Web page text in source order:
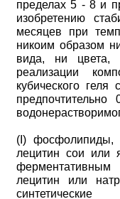
пределах 5 - 8 и
изобретению
месяцев при
никоим образом
вида, ни цвета,
реализации
кубического
(I) фосфолипиды,
лецитин сои или
ферментативным
лецитин или